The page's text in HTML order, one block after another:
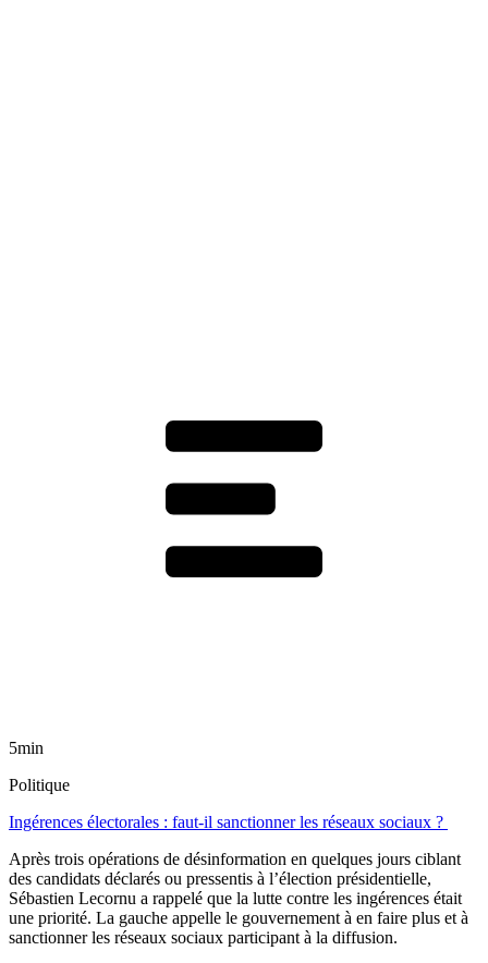
5min
Politique
Ingérences électorales : faut-il sanctionner les réseaux sociaux ?
Après trois opérations de désinformation en quelques jours ciblant
des candidats déclarés ou pressentis à l’élection présidentielle,
Sébastien Lecornu a rappelé que la lutte contre les ingérences était
une priorité. La gauche appelle le gouvernement à en faire plus et à
sanctionner les réseaux sociaux participant à la diffusion.